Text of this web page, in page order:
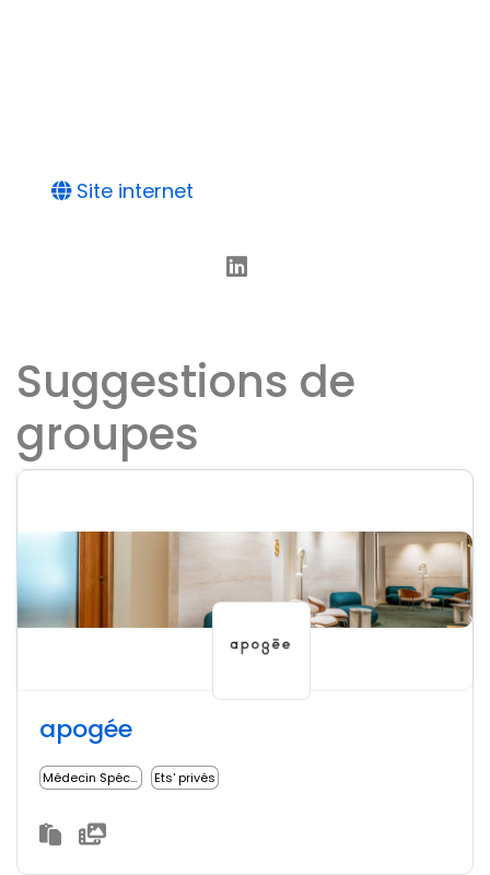
Site internet
Suggestions de
groupes
apogée
Médecin Spécialiste Ets' privés